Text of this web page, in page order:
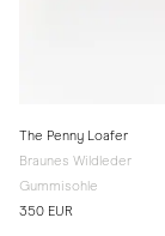
The Penny Loafer
Braunes Wildleder
Gummisohle
350 EUR